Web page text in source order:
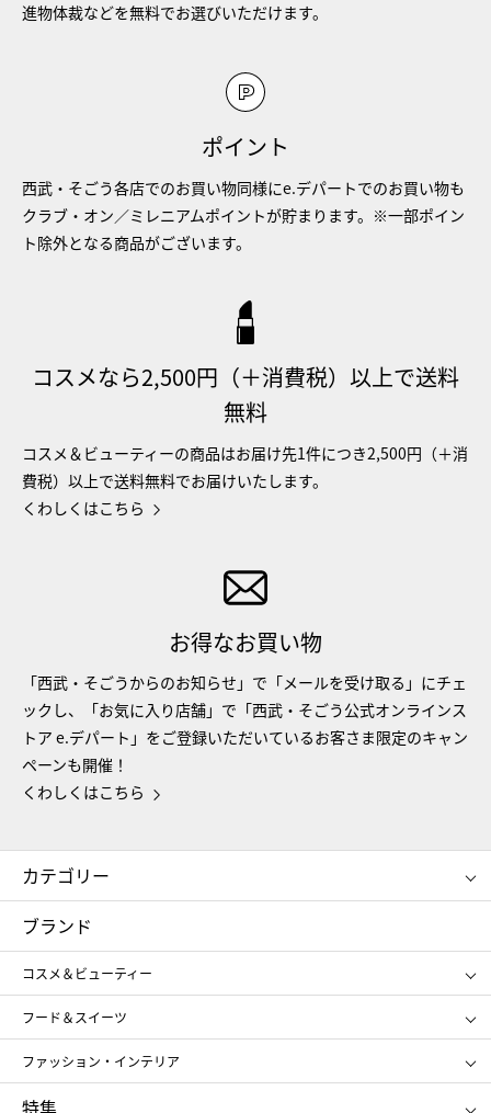
進物体裁などを無料でお選びいただけます。
ポイント
西武・そごう各店でのお買い物同様にe.デパートでのお買い物も
クラブ・オン／ミレニアムポイントが貯まります。※一部ポイン
ト除外となる商品がございます。
コスメなら2,500円（＋消費税）以上で送料
無料
コスメ＆ビューティーの商品はお届け先1件につき2,500円（＋消
費税）以上で送料無料でお届けいたします。
くわしくはこちら
お得なお買い物
「西武・そごうからのお知らせ」で「メールを受け取る」にチェ
ックし、「お気に入り店舗」で「西武・そごう公式オンラインス
トア e.デパート」をご登録いただいているお客さま限定のキャン
ペーンも開催！
くわしくはこちら
カテゴリー
コスメ＆ビューティー
ギフト
レディース
メンズ
スポーツ・アウトドア
お中元
お歳暮
ブランド
コスメ＆ビューティー
SHISEIDO
ポール&ジョー ボーテ
ジルスチュアート
NARS
RMK
フード＆スイーツ
アンリ・シャルパンティエ
ゴディバ
新宿高野
ファッション・インテリア
ポロ ラルフ ローレン